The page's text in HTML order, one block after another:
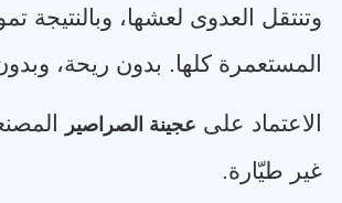
وتنتقل العدوى لعشها، وبالنتيجة
المستعمرة كلها. بدون ريحة،
الاعتماد على عجينة الصراصير
غير طيّارة.